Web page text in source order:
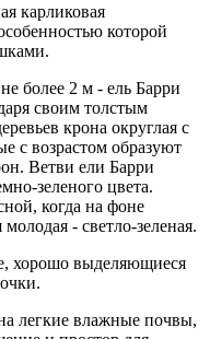
карликовая
которой
более 2 м - ель Барри
своим толстым
крона округлая с
с возрастом образуют
Ветви ели Барри
зеленого цвета.
когда на фоне
- светло-зеленая.
хорошо выделяющиеся
легкие влажные почвы,